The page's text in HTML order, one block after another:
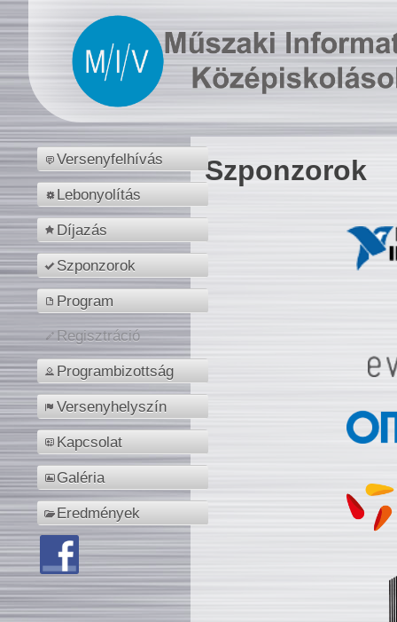
Versenyfelhívás
Lebonyolítás
Díjazás
Szponzorok
Program
Regisztráció
Programbizottság
Versenyhelyszín
Kapcsolat
Galéria
Eredmények
Szponzorok